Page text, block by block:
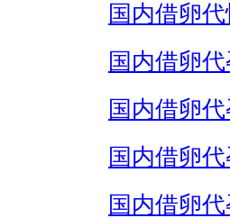
国内借卵代
国内借卵
国内借卵
国内借卵
国内借卵